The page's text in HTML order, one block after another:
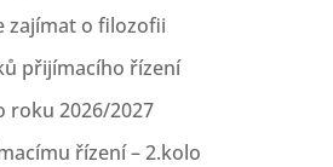
zajímat o filozofii
přijímacího řízení
roku 2026/2027
řízení – 2.kolo